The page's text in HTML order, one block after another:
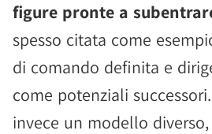
figure pronte a
spesso citata come
di comando definita e
come potenziali
invece un modello